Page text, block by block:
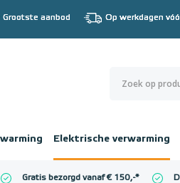
Grootste aanbod Op werkdagen
Elektrische verwarming
Gratis bezorgd vanaf € 150,-*